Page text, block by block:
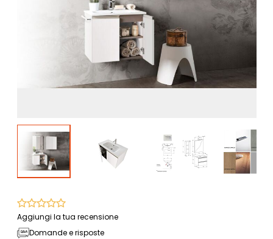
Aggiungi la tua recensione
Domande e risposte